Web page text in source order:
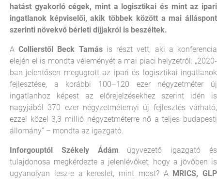
hatást gyakorló cégek, mint a logisztikai és mint az ipari
ingatlanok képviselői, akik többek között a mai álláspont
szerinti növekvő bérleti díjjakról is beszéltek.
ACollierstől Beck Tamás is részt vett, aki a konferencia
elején el is mondta véleményét a mai piaci helyzetről: „2020-
ban jelentősen megugrott az ipari és logisztikai ingatlanok
fejlesztése, a korábbi 100–120 ezer négyzetméter új
ingatlanhoz képest az előrejelzésekhez szerint idén is
nagyjából 370 ezer négyzetméternyi új fejlesztés várható,
ezzel közel 3,3 millió négyzetméterre nő a teljes budapesti
állomány” – mondta az igazgató.
Inforgouptól Székely Ádám ügyvezető igazgató és
tulajdonosa megkérdezte a jelenlévőket, hogy a jövőben is
ugyanolyan lesz-e a kereslet, mint most? A MRICS, GLP